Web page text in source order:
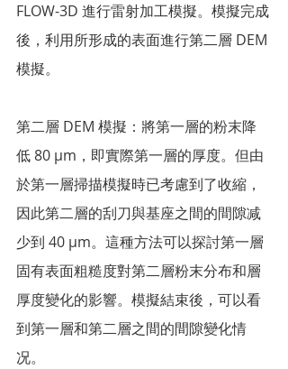
FLOW-3D 進行雷射加工模擬。模擬完成
後，利用所形成的表面進行第二層 DEM
模擬。
第二層 DEM 模擬：將第一層的粉末降
低 80 µm，即實際第一層的厚度。但由
於第一層掃描模擬時已考慮到了收縮，
因此第二層的刮刀與基座之間的間隙减
少到 40 µm。這種方法可以探討第一層
固有表面粗糙度對第二層粉末分布和層
厚度變化的影響。模擬結束後，可以看
到第一層和第二層之間的間隙變化情
况。